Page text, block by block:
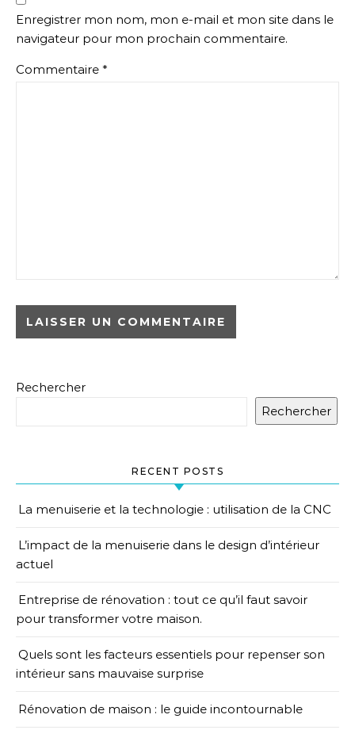
Enregistrer mon nom, mon e-mail et mon site dans le
navigateur pour mon prochain commentaire.
Commentaire *
Rechercher
Rechercher
RECENT POSTS
La menuiserie et la technologie : utilisation de la CNC
L’impact de la menuiserie dans le design d’intérieur
actuel
Entreprise de rénovation : tout ce qu’il faut savoir
pour transformer votre maison.
Quels sont les facteurs essentiels pour repenser son
intérieur sans mauvaise surprise
Rénovation de maison : le guide incontournable